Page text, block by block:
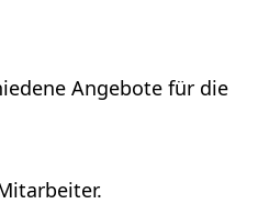
Angebote für die